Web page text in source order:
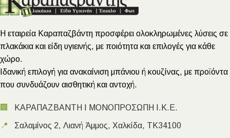
Η εταιρεία Καραπαζβάντη προσφέρει ολοκληρωμένες λύσεις σε
πλακάκια και είδη υγιεινής, με ποιότητα και επιλογές για κάθε
χώρο.
Ιδανική επιλογή για ανακαίνιση μπάνιου ή κουζίνας, με προϊόντα
που συνδυάζουν αισθητική και αντοχή.
🏢 ΚΑΡΑΠΑΖΒΑΝΤΗ Ι ΜΟΝΟΠΡΟΣΩΠΗ Ι.Κ.Ε.
📍 Σαλαμίνος 2, Λιανή Άμμος, Χαλκίδα, ΤΚ34100